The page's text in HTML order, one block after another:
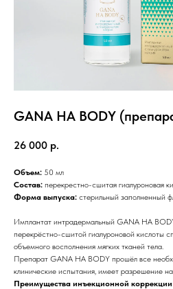
GANA HA BODY
26 000 р.
Объем: 50 мл
Состав: перекрестно-сшитая гиалуроновая
Форма выпуска: стерильный заполненный
Имплантат интрадермальный GANA HA
перекрёстно-сшитой гиалуроновой кислоты
объемного восполнения мягких тканей тела.
Препарат GANA HA BODY прошёл все
клинические испытания, имеет разрешение
Преимущества инъекционной